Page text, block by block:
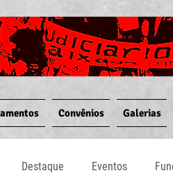
Convênios Galerias
Destaque Eventos